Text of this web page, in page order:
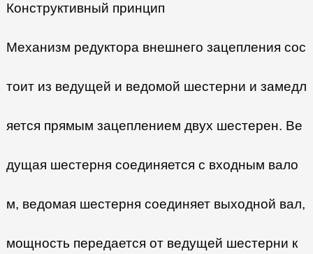
Конструктивный принцип
Механизм редуктора внешнего зацепления сос
тоит из ведущей и ведомой шестерни и замедл
яется прямым зацеплением двух шестерен. Ве
дущая шестерня соединяется с входным вало
м, ведомая шестерня соединяет выходной вал,
мощность передается от ведущей шестерни к